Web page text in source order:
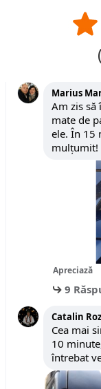
Marius
Am zis să
mate de
ele. În 15
mulțumit!
Apreciază
9
Catalin
Cea mai
10
întrebat